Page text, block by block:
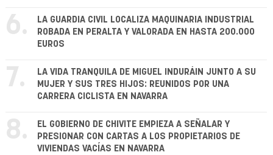
6.
LA GUARDIA CIVIL LOCALIZA MAQUINARIA INDUSTRIAL
ROBADA EN PERALTA Y VALORADA EN HASTA 200.000
EUROS
7.
LA VIDA TRANQUILA DE MIGUEL INDURÁIN JUNTO A SU
MUJER Y SUS TRES HIJOS: REUNIDOS POR UNA
CARRERA CICLISTA EN NAVARRA
8.
EL GOBIERNO DE CHIVITE EMPIEZA A SEÑALAR Y
PRESIONAR CON CARTAS A LOS PROPIETARIOS DE
VIVIENDAS VACÍAS EN NAVARRA